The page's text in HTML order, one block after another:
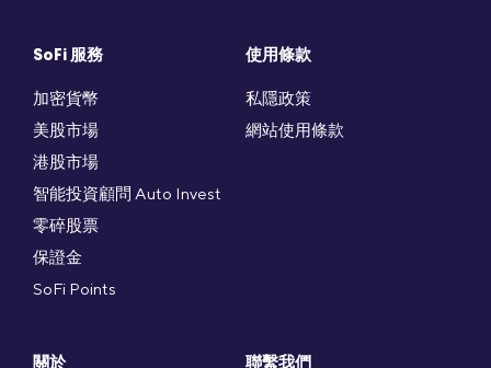
SoFi 服務
加密貨幣
美股市場
港股市場
智能投資顧問 Auto Invest
零碎股票
保證金
SoFi Points
使用條款
私隱政策
網站使用條款
關於 聯繫我們